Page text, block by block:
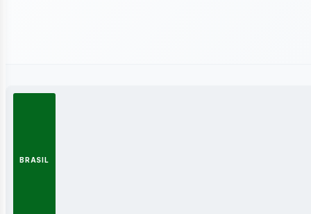
BRASIL